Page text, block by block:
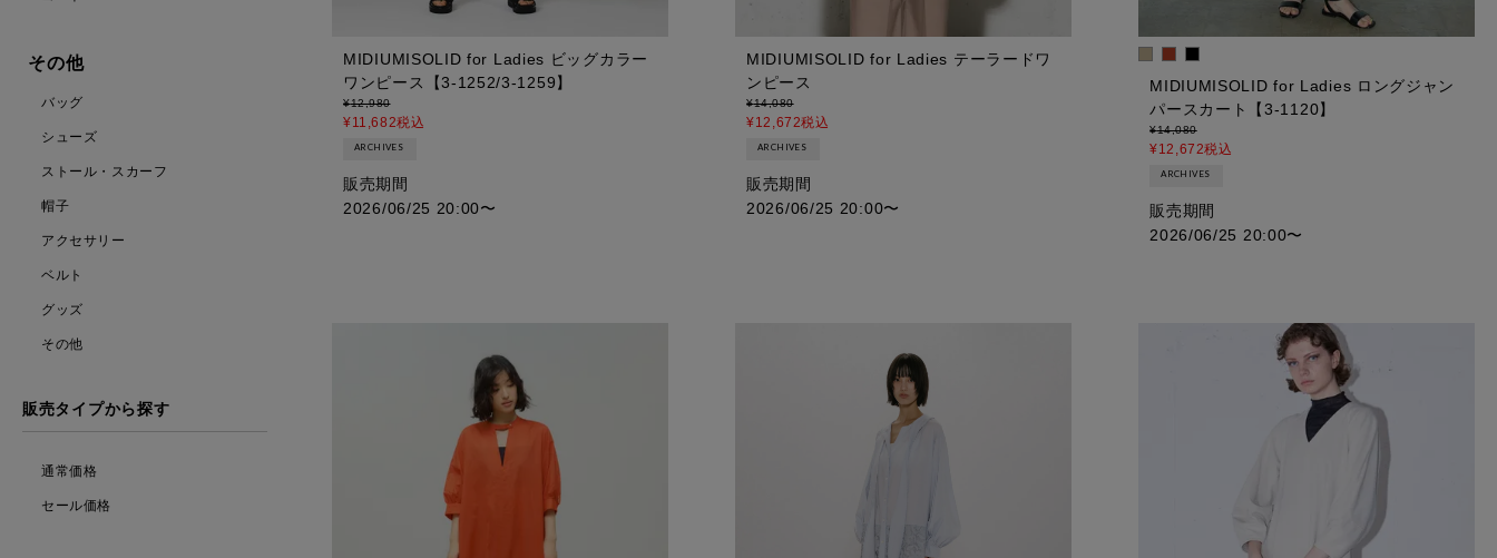
その他
バッグ
シューズ
ストール・スカーフ
帽子
アクセサリー
ベルト
グッズ
その他
販売タイプから探す
通常価格
セール価格
MIDIUMISOLID for Ladies ビッグカラー
ワンピース【3-1252/3-1259】
¥12,980
¥11,682税込
ARCHIVES
販売期間
2026/06/25 20:00〜
MIDIUMISOLID for Ladies テーラードワ
ンピース
¥14,080
¥12,672税込
ARCHIVES
販売期間
2026/06/25 20:00〜
MIDIUMISOLID for Ladies ロングジャン
パースカート【3-1120】
¥14,080
¥12,672税込
ARCHIVES
販売期間
2026/06/25 20:00〜